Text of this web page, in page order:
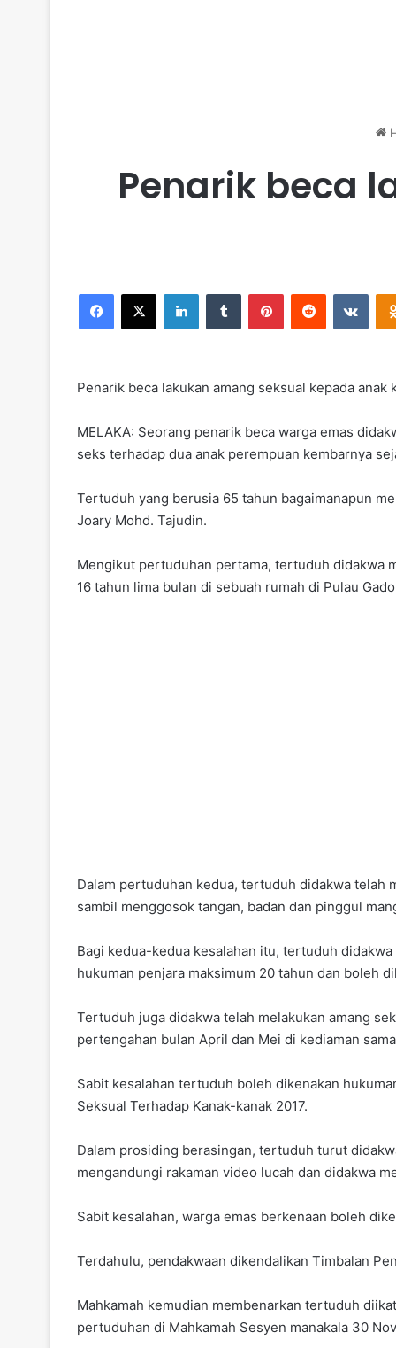
Penarik beca
Penarik beca lakukan amang seksual kepada anak
MELAKA: Seorang penarik beca warga emas
seks terhadap dua anak perempuan kembarnya
Tertuduh yang berusia 65 tahun bagaimanapun
Joary Mohd. Tajudin.
Mengikut pertuduhan pertama, tertuduh didakwa
16 tahun lima bulan di sebuah rumah di Pulau
Dalam pertuduhan kedua, tertuduh didakwa telah
sambil menggosok tangan, badan dan pinggul
Bagi kedua-kedua kesalahan itu, tertuduh
hukuman penjara maksimum 20 tahun dan boleh
Tertuduh juga didakwa telah melakukan amang
pertengahan bulan April dan Mei di kediaman
Sabit kesalahan tertuduh boleh dikenakan
Seksual Terhadap Kanak-kanak 2017.
Dalam prosiding berasingan, tertuduh turut
mengandungi rakaman video lucah dan didakwa
Sabit kesalahan, warga emas berkenaan boleh
Terdahulu, pendakwaan dikendalikan Timbalan
Mahkamah kemudian membenarkan tertuduh
pertuduhan di Mahkamah Sesyen manakala 30